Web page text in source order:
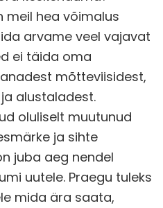
meil hea võimalus
arvame veel vajavat
ei täida oma
mõtteviisidest,
alustaladest.
oluliselt muutunud
ja sihte
juba aeg nendel
uutele. Praegu tuleks
mida ära saata,